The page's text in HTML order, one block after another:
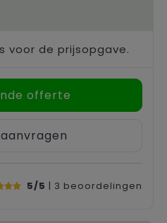
voor de prijsopgave.
offerte
5/5 | 3 beoordelingen